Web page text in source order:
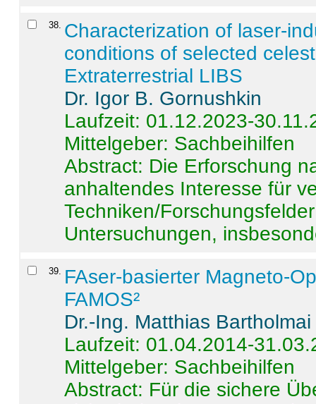
38. Characterization of laser-
conditions of selected
Extraterrestrial LIBS
Dr. Igor B. Gornushkin
Laufzeit: 01.12.2023-
Mittelgeber: Sachbeihilfen
Abstract: Die Erforschung
anhaltendes Interesse für
Techniken/
Untersuchungen,
39. FAser-basierter Magneto-
FAMOS²
Dr.-Ing. Matthias Bartholmai
Laufzeit: 01.04.2014-
Mittelgeber: Sachbeihilfen
Abstract: Für die sichere